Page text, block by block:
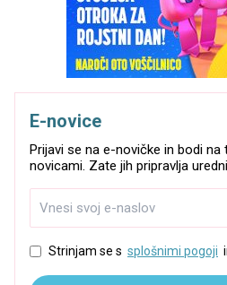
E-novice
Prijavi se na e-novičke in bodi
novicami. Zate jih pripravlja
Strinjam se s splošnimi pogoji